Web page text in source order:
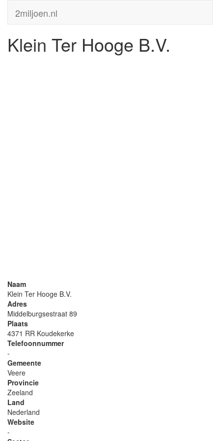
2miljoen.nl
Klein Ter Hooge B.V.
Naam
Klein Ter Hooge B.V.
Adres
Middelburgsestraat 89
Plaats
4371 RR Koudekerke
Telefoonnummer
-
Gemeente
Veere
Provincie
Zeeland
Land
Nederland
Website
-